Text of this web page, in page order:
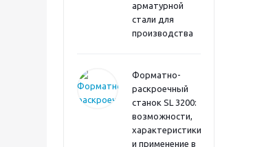
арматурной
стали для
производства
Форматно-
раскроечный
станок SL 3200:
возможности,
характеристики
и применение в